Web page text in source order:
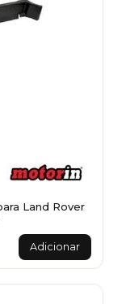
Land Rover
Adicionar